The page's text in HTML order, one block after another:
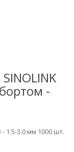
-
1.5-3.0 мм 1000 шт.